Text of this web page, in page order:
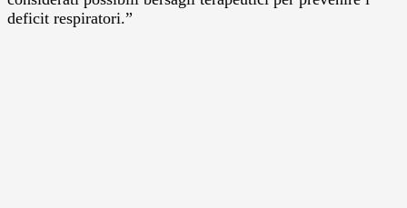
deficit respiratori.”